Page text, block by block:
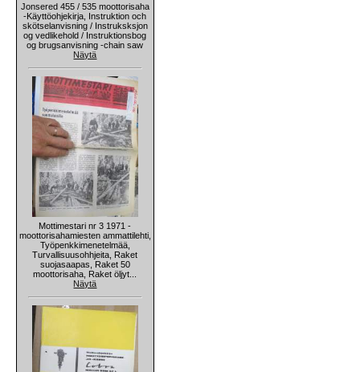
Jonsered 455 / 535 moottorisaha
-Käyttöohjekirja, Instruktion och
skötselanvisning / Instruksksjon
og vedlikehold / Instruktionsbog
og brugsanvisning -chain saw
Näytä
Mottimestari nr 3 1971 -
moottorisahamiesten ammattilehti,
Työpenkkimenetelmää,
Turvallisuusohhjeita, Raket
suojasaapas, Raket 50
moottorisaha, Raket öljyt...
Näytä